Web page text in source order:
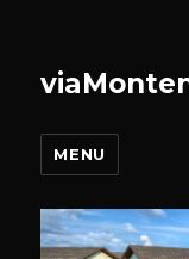
MENU